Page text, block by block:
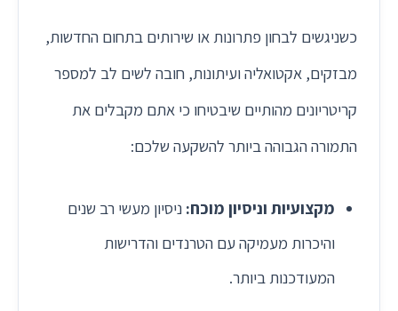
כשניגשים לבחון פתרונות או שירותים בתחום החדשות,
מבזקים, אקטואליה ועיתונות, חובה לשים לב למספר
קריטריונים מהותיים שיבטיחו כי אתם מקבלים את
התמורה הגבוהה ביותר להשקעה שלכם:
מקצועיות וניסיון מוכח: ניסיון מעשי רב שנים
והיכרות מעמיקה עם הטרנדים והדרישות
המעודכנות ביותר.